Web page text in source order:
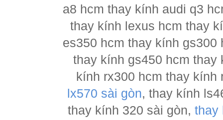
a8 hcm thay kính audi q3
thay kính lexus hcm thay
es350 hcm thay kính
thay kính gs450 hcm thay
kính rx300 hcm thay
lx570 sài gòn, thay kính
thay kính 320 sài gòn,thay